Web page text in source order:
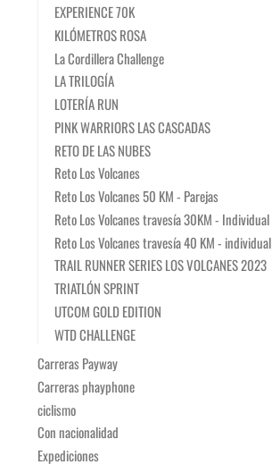
EXPERIENCE 70K
KILÓMETROS ROSA
La Cordillera Challenge
LA TRILOGÍA
LOTERÍA RUN
PINK WARRIORS LAS CASCADAS
RETO DE LAS NUBES
Reto Los Volcanes
Reto Los Volcanes 50 KM - Parejas
Reto Los Volcanes travesía 30KM - Individual
Reto Los Volcanes travesía 40 KM - individual
TRAIL RUNNER SERIES LOS VOLCANES 2023
TRIATLÓN SPRINT
UTCOM GOLD EDITION
WTD CHALLENGE
Carreras Payway
Carreras phayphone
ciclismo
Con nacionalidad
Expediciones